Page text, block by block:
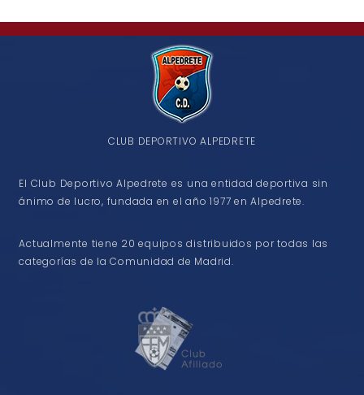
CLUB DEPORTIVO ALPEDRETE
El Club Deportivo Alpedrete es una entidad deportiva sin
ánimo de lucro, fundada en el año 1977 en Alpedrete.
Actualmente tiene 20 equipos distribuidos por todas las
categorías de la Comunidad de Madrid.